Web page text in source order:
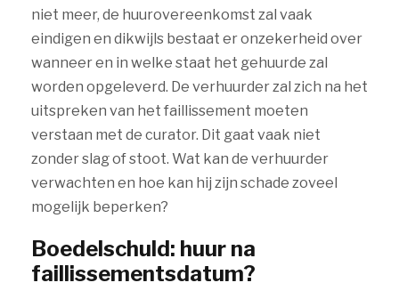
niet meer, de huurovereenkomst zal vaak
eindigen en dikwijls bestaat er onzekerheid over
wanneer en in welke staat het gehuurde zal
worden opgeleverd. De verhuurder zal zich na het
uitspreken van het faillissement moeten
verstaan met de curator. Dit gaat vaak niet
zonder slag of stoot. Wat kan de verhuurder
verwachten en hoe kan hij zijn schade zoveel
mogelijk beperken?
Boedelschuld: huur na
faillissementsdatum?